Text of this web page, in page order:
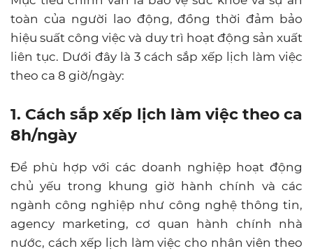
toàn của người lao động, đồng thời đảm bảo
hiệu suất công việc và duy trì hoạt động sản xuất
liên tục. Dưới đây là 3 cách sắp xếp lịch làm việc
theo ca 8 giờ/ngày:
1. Cách sắp xếp lịch làm việc theo ca
8h/ngày
Để phù hợp với các doanh nghiệp hoạt động
chủ yếu trong khung giờ hành chính và các
ngành công nghiệp như công nghệ thông tin,
agency marketing, cơ quan hành chính nhà
nước, cách xếp lịch làm việc cho nhân viên theo